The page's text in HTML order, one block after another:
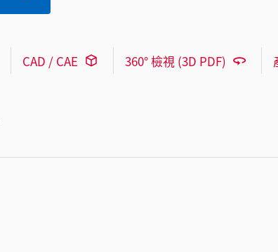
CAD / CAE 360° 檢視 (3D PDF)